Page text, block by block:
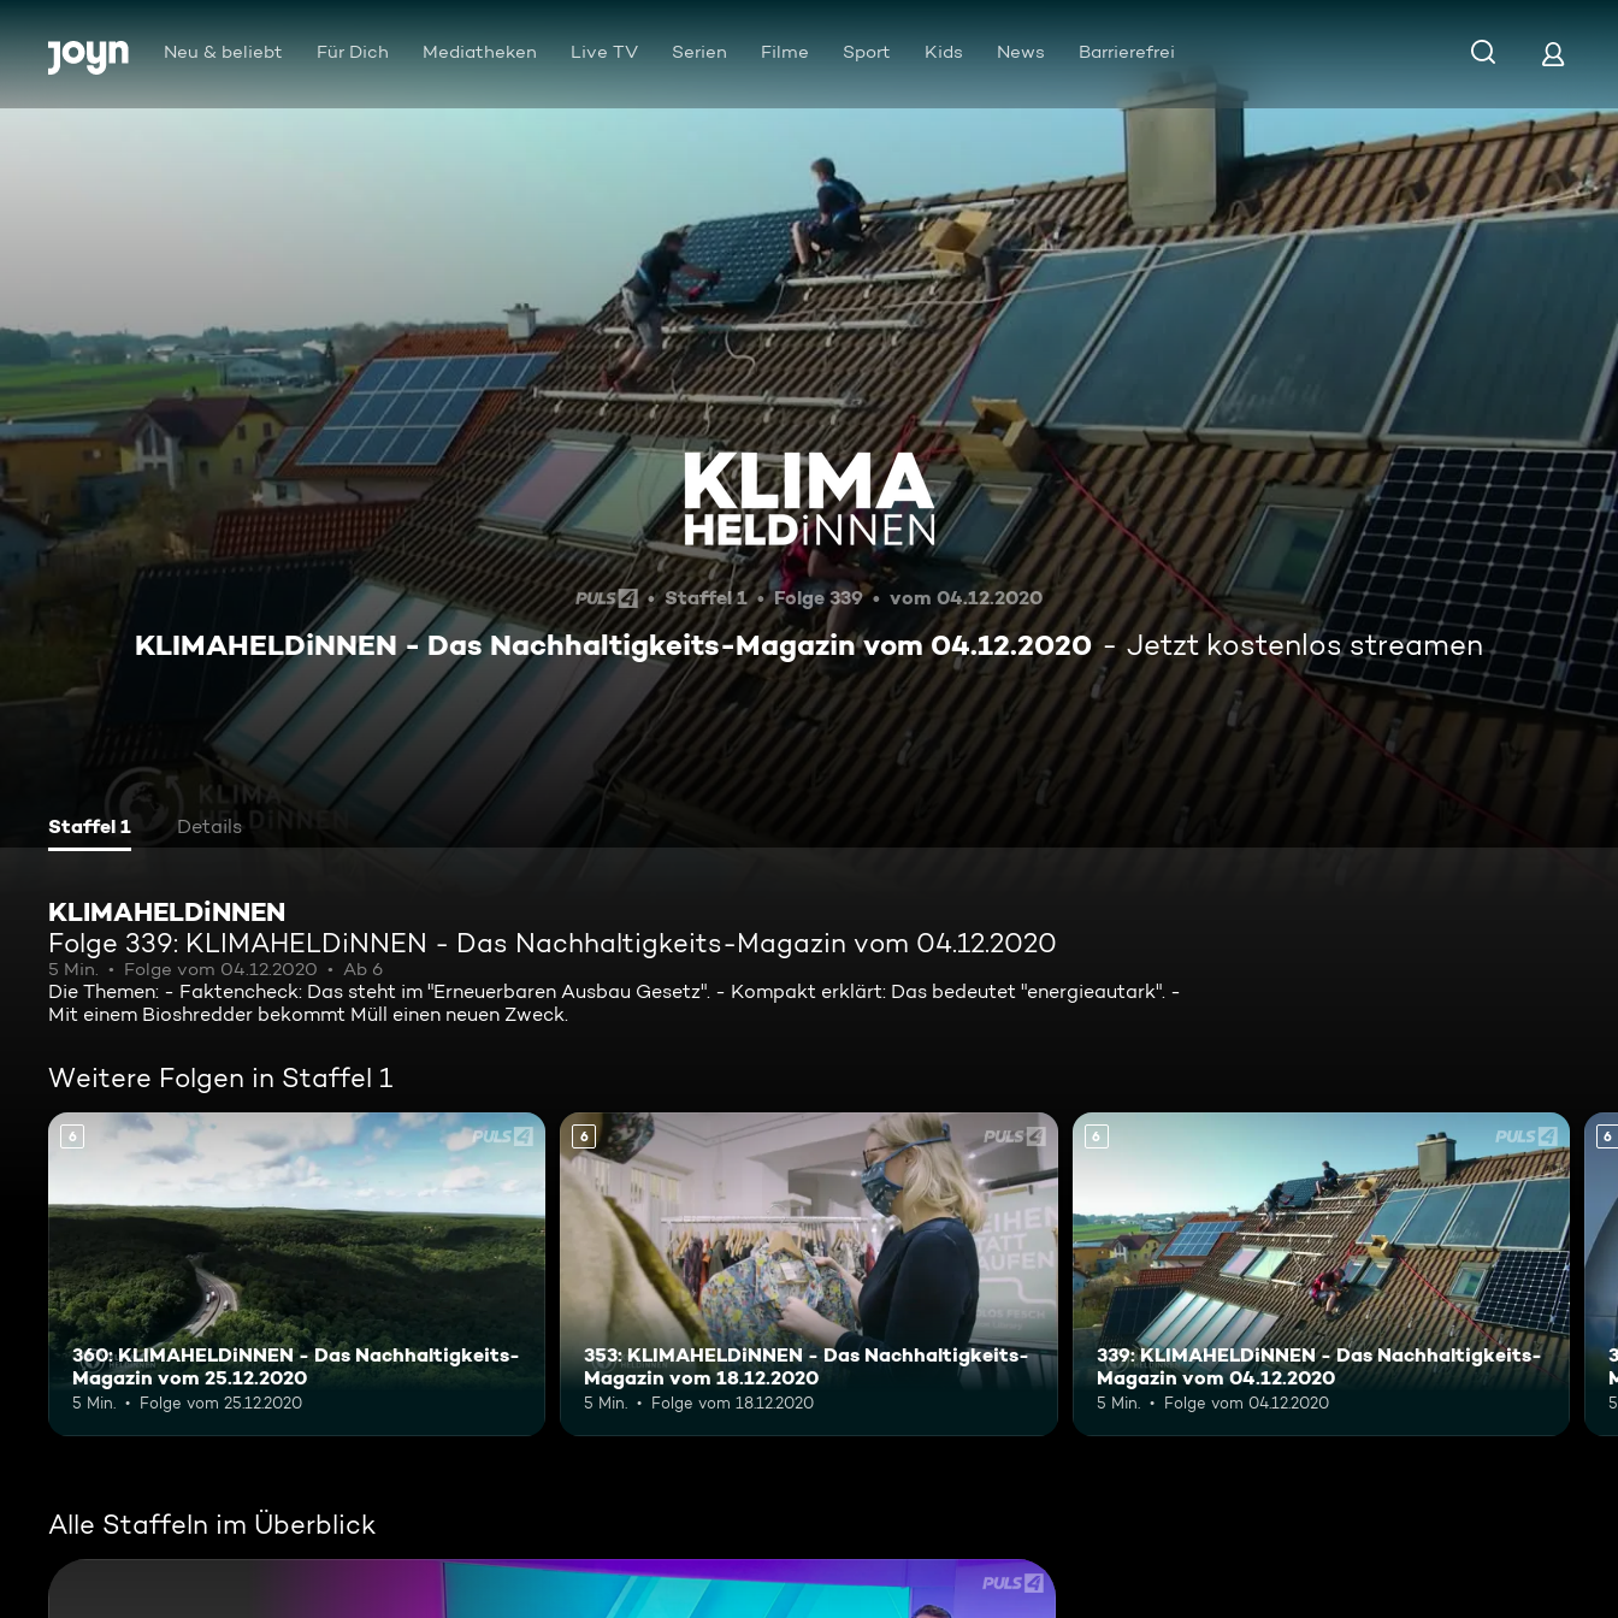
Zum Inhalt springen
Barrierefrei Neu & beliebt Für Dich Mediatheken Live TV Serien Filme Sport Kids News Barrierefrei
KLIMAHELDiNNEN - Das Nachhaltigkeits-Magazin vom 04.12.2020
Staffel 1 Folge 339 vom 04.12.2020
KLIMAHELDiNNEN - Das Nachhaltigkeits-Magazin vom 04.12.2020 Jetzt kostenlos streamen
Staffel 1 Details
KLIMAHELDiNNEN
Folge 339: KLIMAHELDiNNEN - Das Nachhaltigkeits-Magazin vom 04.12.2020
5 Min. Folge vom 04.12.2020 Ab 6
Die Themen: - Faktencheck: Das steht im "Erneuerbaren Ausbau Gesetz". - Kompakt erklärt: Das bedeutet "energieautark". -
Mit einem Bioshredder bekommt Müll einen neuen Zweck.
Weitere Folgen in Staffel 1
6
360: KLIMAHELDiNNEN - Das Nachhaltigkeits-
Magazin vom 25.12.2020
5 Min. Folge vom 25.12.2020
6
353: KLIMAHELDiNNEN - Das Nachhaltigkeits-
Magazin vom 18.12.2020
5 Min. Folge vom 18.12.2020
6
339: KLIMAHELDiNNEN - Das Nachhaltigkeits-
Magazin vom 04.12.2020
5 Min. Folge vom 04.12.2020
6
Alle Staffeln im Überblick